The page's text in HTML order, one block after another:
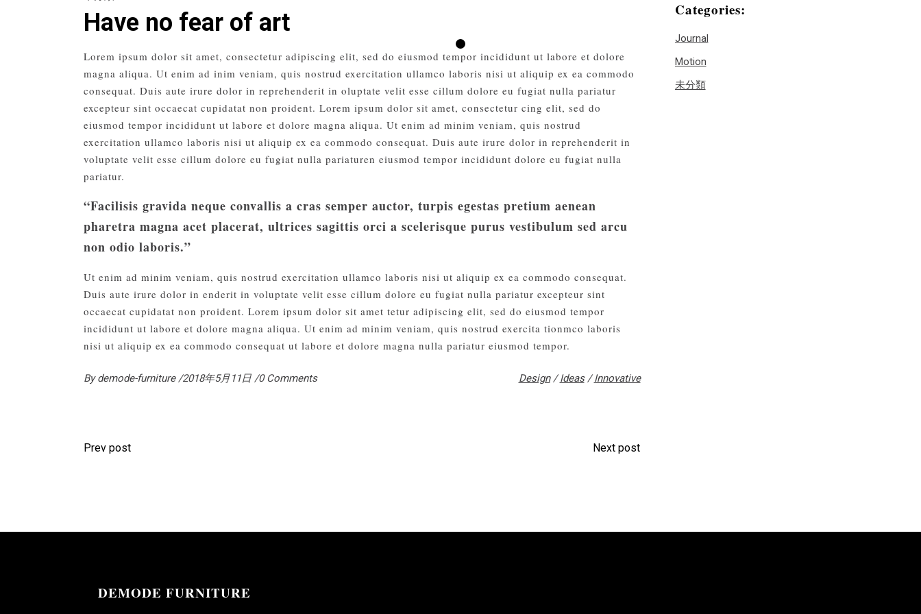
Have no fear of art
Lorem ipsum dolor sit amet, consectetur adipiscing elit, sed do eiusmod tempor incididunt ut labore et dolore
magna aliqua. Ut enim ad inim veniam, quis nostrud exercitation ullamco laboris nisi ut aliquip ex ea commodo
consequat. Duis aute irure dolor in reprehenderit in oluptate velit esse cillum dolore eu fugiat nulla pariatur
excepteur sint occaecat cupidatat non proident. Lorem ipsum dolor sit amet, consectetur cing elit, sed do
eiusmod tempor incididunt ut labore et dolore magna aliqua. Ut enim ad minim veniam, quis nostrud
exercitation ullamco laboris nisi ut aliquip ex ea commodo consequat. Duis aute irure dolor in reprehenderit in
voluptate velit esse cillum dolore eu fugiat nulla pariaturen eiusmod tempor incididunt dolore eu fugiat nulla
pariatur.
“Facilisis gravida neque convallis a cras semper auctor, turpis egestas pretium aenean
pharetra magna acet placerat, ultrices sagittis orci a scelerisque purus vestibulum sed arcu
non odio laboris.”
Ut enim ad minim veniam, quis nostrud exercitation ullamco laboris nisi ut aliquip ex ea commodo consequat.
Duis aute irure dolor in enderit in voluptate velit esse cillum dolore eu fugiat nulla pariatur excepteur sint
occaecat cupidatat non proident. Lorem ipsum dolor sit amet tetur adipiscing elit, sed do eiusmod tempor
incididunt ut labore et dolore magna aliqua. Ut enim ad minim veniam, quis nostrud exercita tionmco laboris
nisi ut aliquip ex ea commodo consequat ut labore et dolore magna nulla pariatur eiusmod tempor.
Bydemode-furniture 2018年5月11日 0 Comments Design/Ideas/Innovative
Prev post Next post
Categories:
Journal
Motion
未分類
DEMODE FURNITURE